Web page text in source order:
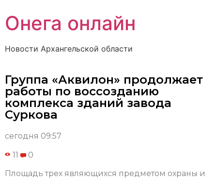
Онега онлайн
Новости Архангельской области
Группа «Аквилон» продолжает
работы по воссозданию
комплекса зданий завода
Суркова
сегодня 09:57
11 0
Площадь трех являющихся предметом охраны и